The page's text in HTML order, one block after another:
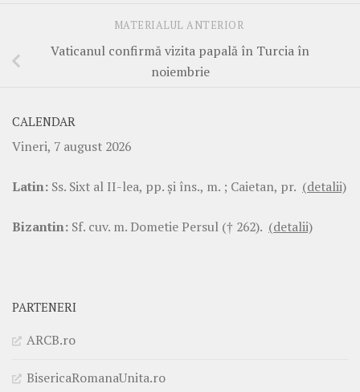
MATERIALUL ANTERIOR
Vaticanul confirmă vizita papală în Turcia în
noiembrie
CALENDAR
Vineri, 7 august 2026
Latin: Ss. Sixt al II-lea, pp. şi îns., m. ; Caietan, pr. (detalii)
Bizantin: Sf. cuv. m. Dometie Persul († 262). (detalii)
PARTENERI
ARCB.ro
BisericaRomanaUnita.ro